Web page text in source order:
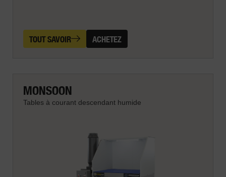
TOUT SAVOIR ACHETEZ
MONSOON
Tables à courant descendant humide